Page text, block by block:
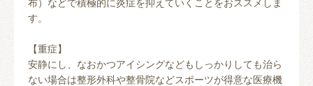
布）などで積極的に炎症を抑えていくことをおススメしま
す。
【重症】
安静にし、なおかつアイシングなどもしっかりしても治ら
ない場合は整形外科や整骨院などスポーツが得意な医療機